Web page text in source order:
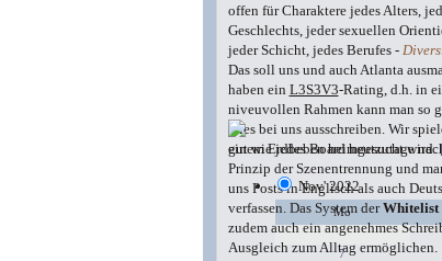
offen für Charaktere jedes Alters,
Geschlechts, jeder sexuellen
jeder Schicht, jedes Berufes -
Das soll uns und auch Atlanta
haben ein L3S3V3-Rating, d.h. in
niveuvollen Rahmen kann man so
alles bei uns ausschreiben. Wir
gut wie jedes Board heutzutage
Prinzip der Szenentrennung und
uns Posts in Englisch als auch
verfassen. Das System derWhitelist
zudem auch ein angenehmes
Ausgleich zum Alltag ermöglichen.
einem Erdbeben heimgesucht wird.
Nov' 2022
Mo
7